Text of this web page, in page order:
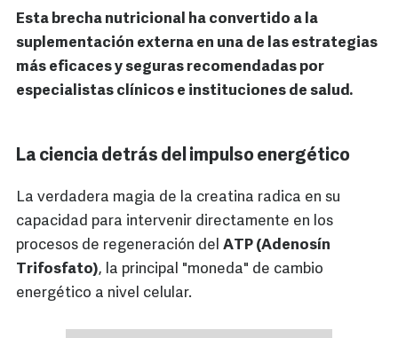
Esta brecha nutricional ha convertido a la
suplementación externa en una de las estrategias
más eficaces y seguras recomendadas por
especialistas clínicos e instituciones de salud.
La ciencia detrás del impulso energético
La verdadera magia de la creatina radica en su
capacidad para intervenir directamente en los
procesos de regeneración del ATP (Adenosín
Trifosfato), la principal "moneda" de cambio
energético a nivel celular.